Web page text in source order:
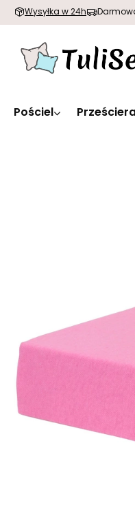
Wysyłka w 24h
Pościel